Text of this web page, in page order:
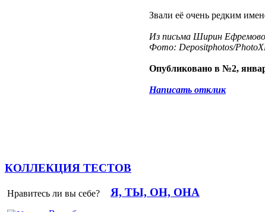
Звали её очень редким
Из письма Ширин
Фото: Depositphotos/
Опубликовано в №2,
Написать отклик
КОЛЛЕКЦИЯ ТЕСТОВ
Нравитесь ли вы себе?
Я, ТЫ, ОН, ОНА